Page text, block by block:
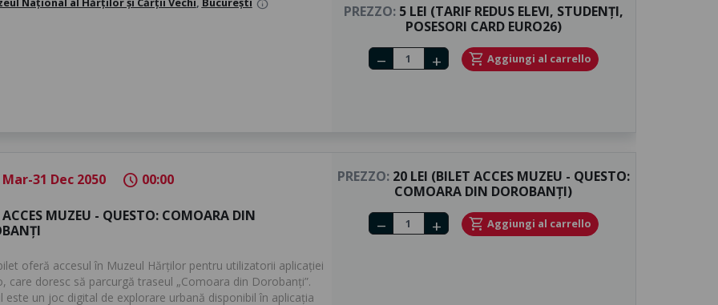
info PREZZO:5 LEI (TARIF REDUS ELEVI, STUDENȚI,
POSESORI CARD EURO26)
Number of tickets
remove add shopping_cart Aggiungi al carrello
Mar-31 Dec 2050 schedule 00:00
ACCES MUZEU - QUESTO: COMOARA DIN
oferă accesul în Muzeul Hărților pentru utilizatorii aplicației
care doresc să parcurgă traseul „Comoara din Dorobanți”.
este un joc digital de explorare urbană disponibil în aplicația
PREZZO:20 LEI (BILET ACCES MUZEU - QUESTO:
COMOARA DIN DOROBANȚI)
Number of tickets
remove add shopping_cart Aggiungi al carrello